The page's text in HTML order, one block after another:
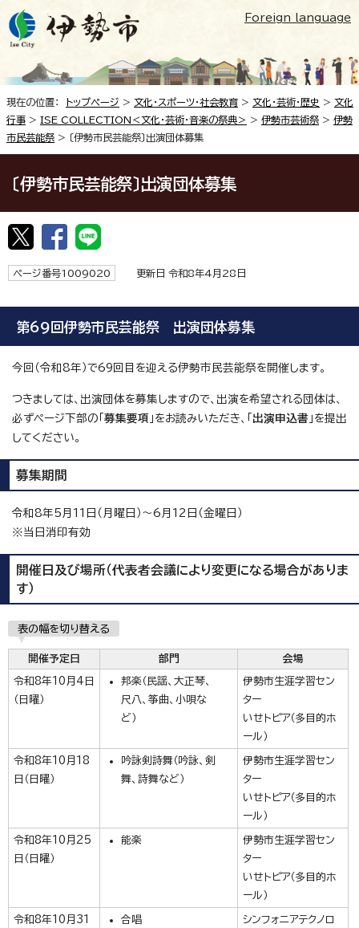
Foreign language
現在の位置： トップページ > 文化・スポーツ・社会教育 > 文化・芸術・歴史 > 文化
行事 > ISE COLLECTION＜文化・芸術・音楽の祭典＞ > 伊勢市芸術祭 > 伊勢
市民芸能祭 > 〔伊勢市民芸能祭〕出演団体募集
〔伊勢市民芸能祭〕出演団体募集
ページ番号1009020 更新日 令和8年4月28日
第69回伊勢市民芸能祭 出演団体募集
今回（令和8年）で69回目を迎える伊勢市民芸能祭を開催します。
つきましては、出演団体を募集しますので、出演を希望される団体は、
必ずページ下部の「 募集要項 」をお読みいただき、「 出演申込書 」を提出
してください。
募集期間
令和8年5月11日（月曜日）～6月12日（金曜日）
※当日消印有効
開催日及び場所（代表者会議により変更になる場合がありま
す）
表の幅を切り替える
開催予定日 部門 会場
令和8年10月4日
（日曜）
邦楽（民謡、大正琴、
尺八、筝曲、小唄な
ど）
伊勢市生涯学習セン
ター
いせトピア（多目的ホ
ール）
令和8年10月18
日（日曜）
吟詠剣詩舞（吟詠、剣
舞、詩舞など）
伊勢市生涯学習セン
ター
いせトピア（多目的ホ
ール）
令和8年10月25
日（日曜）
能楽
伊勢市生涯学習セン
ター
いせトピア（多目的ホ
ール）
令和8年10月31
合唱
シンフォニアテクノロ